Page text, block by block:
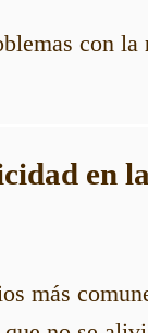
con la
en
más